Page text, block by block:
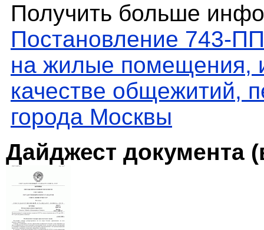
Получить больше
Постановление 743-
на жилые помещения,
качестве общежитий,
города Москвы
Дайджест документа